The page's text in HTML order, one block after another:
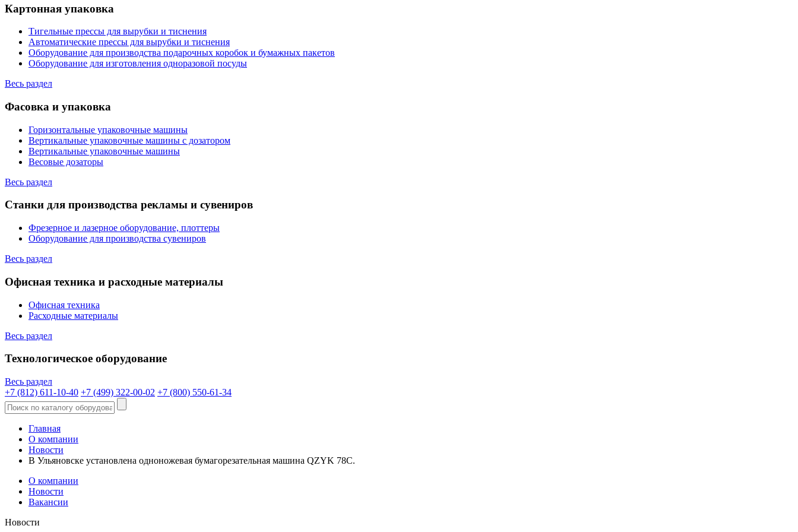
Картонная упаковка
Тигельные прессы для вырубки и тиснения
Автоматические прессы для вырубки и тиснения
Оборудование для производства подарочных коробок и бумажных пакетов
Оборудование для изготовления одноразовой посуды
Весь раздел
Фасовка и упаковка
Горизонтальные упаковочные машины
Вертикальные упаковочные машины с дозатором
Вертикальные упаковочные машины
Весовые дозаторы
Весь раздел
Станки для производства рекламы и сувениров
Фрезерное и лазерное оборудование, плоттеры
Оборудование для производства сувениров
Весь раздел
Офисная техника и расходные материалы
Офисная техника
Расходные материалы
Весь раздел
Технологическое оборудование
Весь раздел
+7 (812) 611-10-40 +7 (499) 322-00-02 +7 (800) 550-61-34
Главная
О компании
Новости
В Ульяновске установлена одноножевая бумагорезательная машина QZYK 78C.
О компании
Новости
Вакансии
Новости